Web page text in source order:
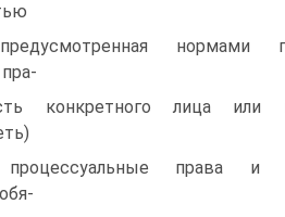
нормами
конкретного лица или
процессуальные права и